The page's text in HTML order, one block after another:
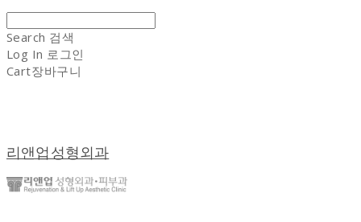
Search 검색
Log In 로그인
Cart장바구니
리앤업성형외과